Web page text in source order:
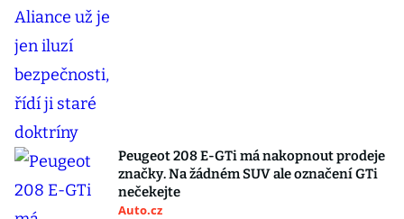
Peugeot 208 E-GTi má nakopnout prodeje
značky. Na žádném SUV ale označení GTi
nečekejte
Auto.cz